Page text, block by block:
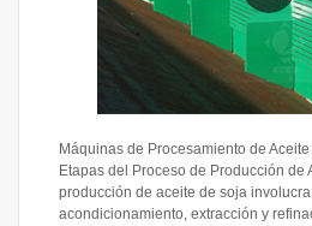
Máquinas de Procesamiento de
Etapas del Proceso de Producción de
producción de aceite de soja
acondicionamiento, extracción y